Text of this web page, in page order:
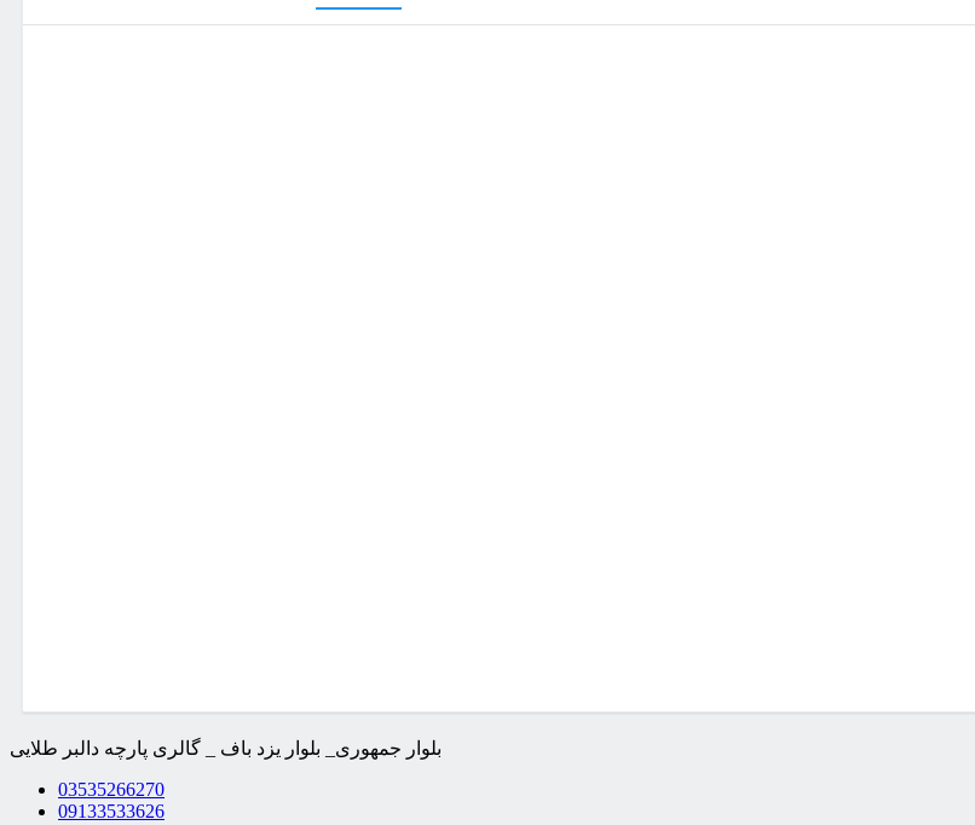
بلوار جمهوری_ بلوار یزد باف _ گالری پارچه دالبر طلایی
03535266270
09133533626